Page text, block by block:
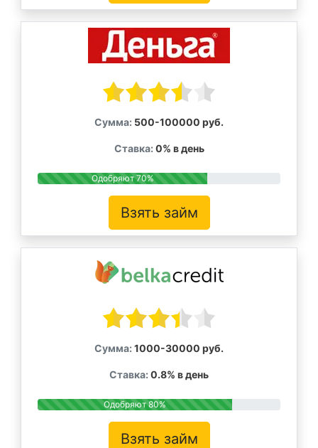
Сумма: 500-100000 руб.
Ставка: 0% в день
Одобряют 70%
Взять займ
Сумма: 1000-30000 руб.
Ставка: 0.8% в день
Одобряют 80%
Взять займ